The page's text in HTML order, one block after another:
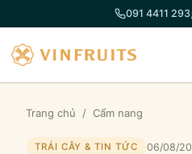
đến
phần
nội
dung
091 4411 293
Trang chủ / Cẩm nang
TRÁI CÂY & TIN TỨC 06/08/